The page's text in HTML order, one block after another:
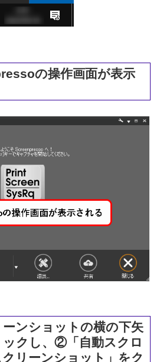
の操作画面が表示
ンショットの横の下矢
クし、②「自動スクロ
リーンショット」をク